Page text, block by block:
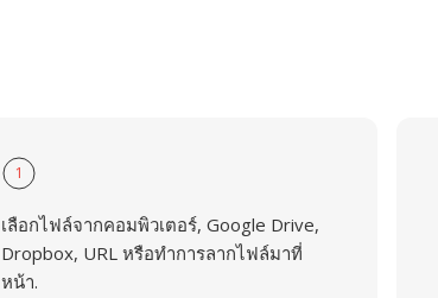
1
เลือกไฟล์จากคอมพิวเตอร์, Google Drive,
Dropbox, URL หรือทำการลากไฟล์มาที่
หน้า.